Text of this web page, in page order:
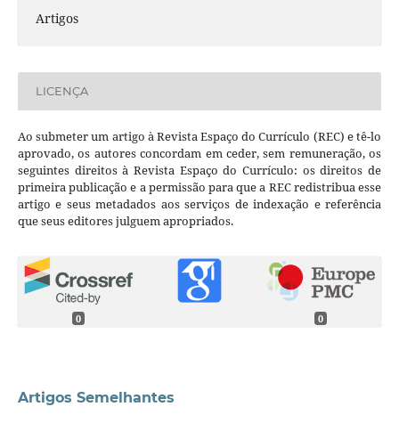
Artigos
LICENÇA
Ao submeter um artigo à Revista Espaço do Currículo (REC) e tê-lo
aprovado, os autores concordam em ceder, sem remuneração, os
seguintes direitos à Revista Espaço do Currículo: os direitos de
primeira publicação e a permissão para que a REC redistribua esse
artigo e seus metadados aos serviços de indexação e referência
que seus editores julguem apropriados.
0 0
Artigos Semelhantes